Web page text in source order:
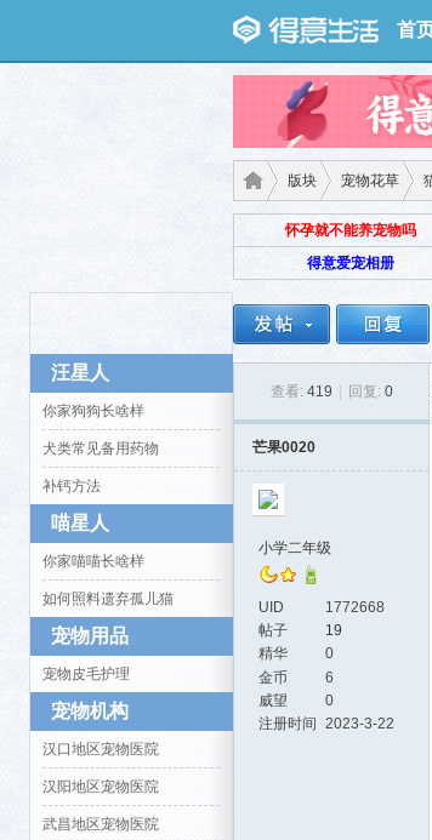
首
得意 ›
版块
›
宠物花草
›
怀孕就不能养宠物吗
得意爱宠相册
汪星人
你家狗狗长啥样
犬类常见备用药物
补钙方法
喵星人
你家喵喵长啥样
如何照料遗弃孤儿猫
宠物用品
宠物皮毛护理
宠物机构
汉口地区宠物医院
汉阳地区宠物医院
武昌地区宠物医院
查看: 419 回复: 0
芒果0020
小学二年级
UID
1772668
帖子
19
精华
0
金币
6
威望
0
注册时间
2023-3-22